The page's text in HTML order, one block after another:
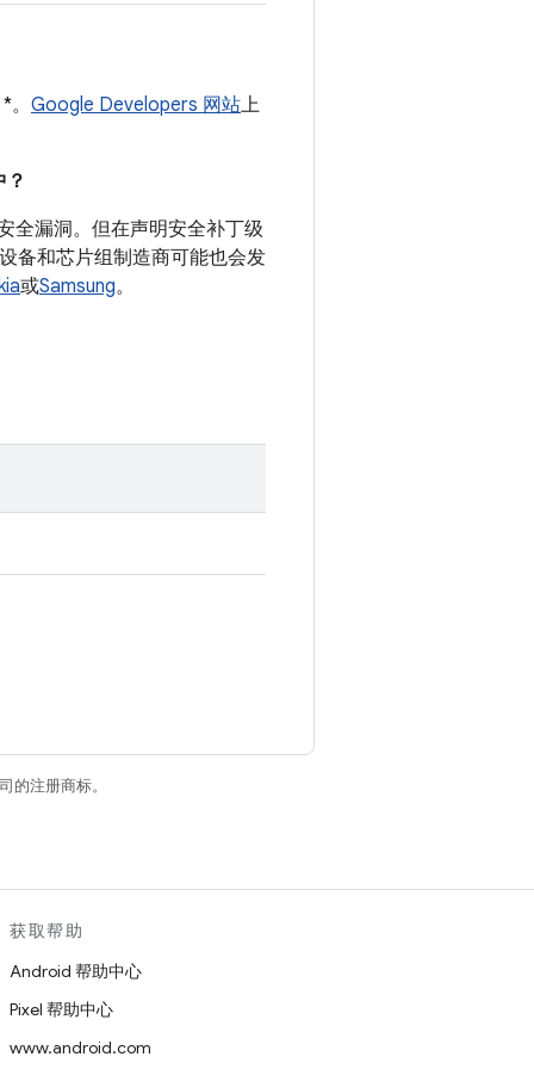
Google Developers 网站上
全漏洞。但在声明安全补丁级
备和芯片组制造商可能也会发
或Samsung。
的注册商标。
获取帮助
Android 帮助中心
Pixel 帮助中心
www.android.com